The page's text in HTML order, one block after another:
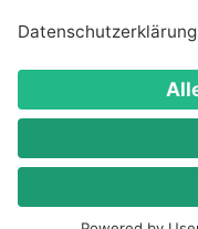
Alle genannten
Copyright © 2008